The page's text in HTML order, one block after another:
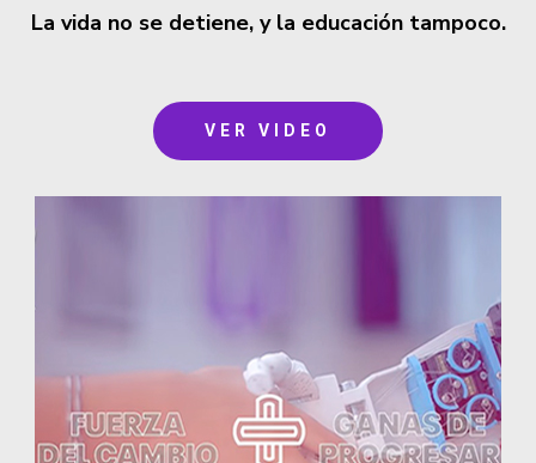
La vida no se detiene, y la educación tampoco.
VER VIDEO